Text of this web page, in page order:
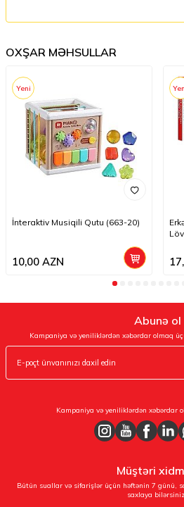
OXŞAR MƏHSULLAR
Yeni
İnteraktiv Musiqili Qutu (663-20)
10,00 AZN
Abunə ol
Kampaniya və yeniliklərdən xəbərdar olmaq
Kampaniya və yeniliklərdən xəbərdar
Müştəri
Bütün suallar və sifarişlər üçün həftənin 7 günü,
saxlaya